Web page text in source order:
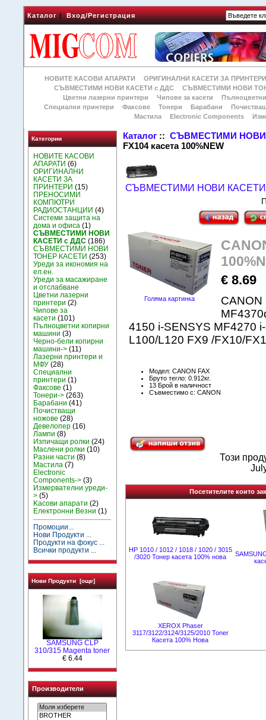
Каталог|Вход/Регистрация
НОВИТЕ КАСОВИ АПАРАТИ
ОРИГИНАЛНИ КАСЕТИ ЗА
СЪВМЕСТИМИ НОВИ КАСЕТИ с ДДС
СЪВМЕСТИМИ НОВИ
Цветни лазерни принтери
Чипове за касети
Специални принтери
Факсове Тонери Барабани
Мастила
Electronic Components
Категории
НОВИТЕ КАСОВИ
АПАРАТИ (6)
ОРИГИНАЛНИ
КАСЕТИ ЗА
ПРИНТЕРИ (15)
ПРЕНОСИМИ
КОМПЮТРИ
РАДИОСТАНЦИИ (4)
Системи защита на
дома и офиса (1)
СЪВМЕСТИМИ НОВИ
КАСЕТИ с ДДС (186)
СЪВМЕСТИМИ НОВИ
ТОНЕР КАСЕТИ (253)
Уреди за икономия на
ел.ен.
Уреди за масажиране
и отслабване
Цветни лазерни
принтери (2)
Чипове за
касети (101)
Пълноцветни копирни
машини (3)
Черно-бели копирни
машини-> (11)
Лазерни принтери и
МФУ (28)
Специални
принтери (1)
Факсове (1)
Тонери-> (263)
Барабани (41)
Почистващи
ножове (28)
Девелопер (16)
Лампи (8)
Изпичащи ролки (24)
Маслени ролки (10)
Разни части (8)
Мастила (7)
Electronic
Components-> (3)
Измервателни уреди-
> (5)
Kасови апарати (2)
Електронни Везни (1)
Промоции...
Нови Продукти ...
Продукти на фокус ...
Всички продукти ...
Нови Продукти [още]
SAMSUNG CLP
310/315 Magenta toner
€ 6.44
Производители
Каталог ::СЪВМЕСТИМИ НОВИ
FX104 касета 100%NEW
СЪВМЕСТИМИ НОВИ КАСЕТИ
Голяма картинка
€ 8.69
CANON
4150 i-SENSYS MF4270
L100/L120 FX9 /FX10/
Модел: CANON FAX
Бруто тегло: 0.912кг.
13 Брой в наличност
Съвместимо с: CANON
Този
Посетителите които
HP 1010 / 1012 / 1018 / 1020 / 3015
/3020 Тонер касета 100% нова
XEROX Phaser
3117/3122/3124/3125/2010 Toner
Касета 100% Нова